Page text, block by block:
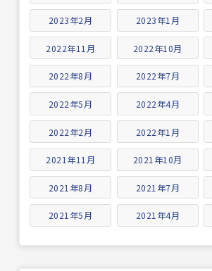
2023年2月 2023年1月
2022年11月 2022年10月
2022年8月 2022年7月
2022年5月 2022年4月
2022年2月 2022年1月
2021年11月 2021年10月
2021年8月 2021年7月
2021年5月 2021年4月